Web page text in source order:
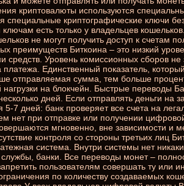
криптовалюты используются
криптографические ключи
есть только у владельцев
не могут получить доступ к счетам
преимуществ Биткоина – это низкий
средств. Уровень комиссионных сборов не
Единственный показатель,
отправляемая сумма, тем больше
нагрузки на блокчейн. Быстрые переводы
дней. Если отправлять деньги на
5-7 дней: банк проверяет все счета на
нет при отправке или получении
мгновенно, вне зависимости и
контроля со стороны третьих лиц
система. Внутри системы нет
службы, банки. Все переводы монет –
пользователям совершать ту или
по количеству создаваемых